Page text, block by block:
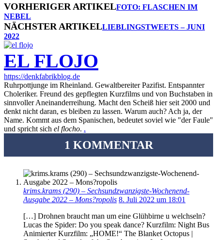
VORHERIGER ARTIKELFOTO: FLASCHEN IM
NEBEL
NÄCHSTER ARTIKELLIEBLINGSTWEETS – JUNI
2022
EL FLOJO
https://denkfabrikblog.de
Ruhrpottjunge im Rheinland. Gewaltbereiter Pazifist. Entspannter
Choleriker. Freund des gepflegten Kurzfilms und von Buchstaben in
sinnvoller Aneinanderreihung. Macht den Scheiß hier seit 2000 und
denkt nicht daran, es bleiben zu lassen. Warum auch? Ach ja, der
Name. Kommt aus dem Spanischen, bedeutet soviel wie "der Faule"
und spricht sich el flocho. .
1 KOMMENTAR
krims.krams (290) – Sechsundzwanzigste-Wochenend-
Ausgabe 2022 – Mons?ropolis 8. Juli 2022 um 18:01
[…] Drohnen braucht man um eine Glühbirne u welchseln?
Lucas the Spider: Do you speak dance? Kurzfilm: Night Bus
Animierter Kurzfilm: „HOME!“ The Blanket Octopus |